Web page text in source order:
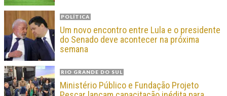
POLÍTICA
Um novo encontro entre Lula e o presidente
do Senado deve acontecer na próxima
semana
RIO GRANDE DO SUL
Ministério Público e Fundação Projeto